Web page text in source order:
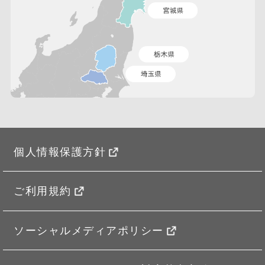
個人情報保護方針
ご利用規約
ソーシャルメディアポリシー